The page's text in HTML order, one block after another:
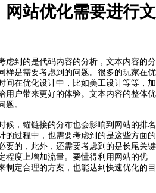
站优化需要进行文
到的是代码内容的分析，文本内容的分
样是需要考虑到的问题。很多的玩家在优
间在优化设计中，比如美工设计等等，加
用户带来更好的体验。文本内容的整体优
题。
，锚链接的分布也会影响到网站的排名
的过程中，也需要考虑到的是这些方面的
要的，此外，还需要考虑到的是长尾关键
程度上增加流量。要懂得利用网站的优
制定合理的方案，也能达到快速优化的目